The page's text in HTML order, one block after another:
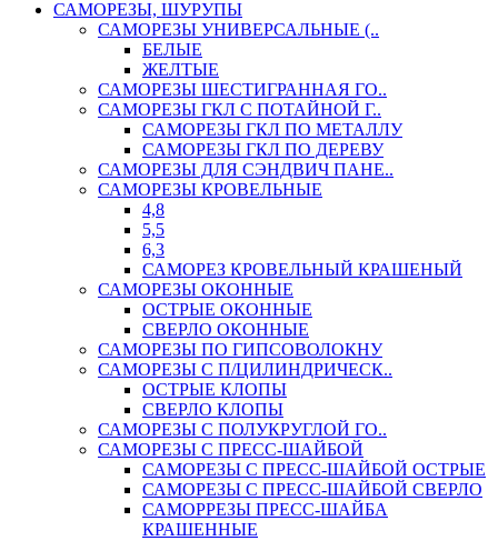
САМОРЕЗЫ, ШУРУПЫ
САМОРЕЗЫ УНИВЕРСАЛЬНЫЕ (..
БЕЛЫЕ
ЖЕЛТЫЕ
САМОРЕЗЫ ШЕСТИГРАННАЯ ГО..
САМОРЕЗЫ ГКЛ С ПОТАЙНОЙ Г..
САМОРЕЗЫ ГКЛ ПО МЕТАЛЛУ
САМОРЕЗЫ ГКЛ ПО ДЕРЕВУ
САМОРЕЗЫ ДЛЯ СЭНДВИЧ ПАНЕ..
САМОРЕЗЫ КРОВЕЛЬНЫЕ
4,8
5,5
6,3
САМОРЕЗ КРОВЕЛЬНЫЙ КРАШЕНЫЙ
САМОРЕЗЫ ОКОННЫЕ
ОСТРЫЕ ОКОННЫЕ
СВЕРЛО ОКОННЫЕ
САМОРЕЗЫ ПО ГИПСОВОЛОКНУ
САМОРЕЗЫ С П/ЦИЛИНДРИЧЕСК..
ОСТРЫЕ КЛОПЫ
СВЕРЛО КЛОПЫ
САМОРЕЗЫ С ПОЛУКРУГЛОЙ ГО..
САМОРЕЗЫ С ПРЕСС-ШАЙБОЙ
САМОРЕЗЫ С ПРЕСС-ШАЙБОЙ ОСТРЫЕ
САМОРЕЗЫ С ПРЕСС-ШАЙБОЙ СВЕРЛО
САМОРРЕЗЫ ПРЕСС-ШАЙБА
КРАШЕННЫЕ